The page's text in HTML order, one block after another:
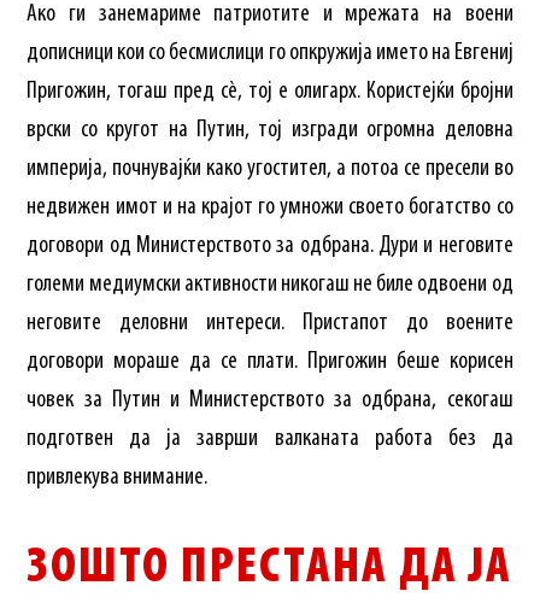
Ако ги занемариме патриотите и мрежата на воени
дописници кои со бесмислици го опкружија името на Евгениј
Пригожин, тогаш пред сè, тој е олигарх. Користејќи бројни
врски со кругот на Путин, тој изгради огромна деловна
империја, почнувајќи како угостител, а потоа се пресели во
недвижен имот и на крајот го умножи своето богатство со
договори од Министерството за одбрана. Дури и неговите
големи медиумски активности никогаш не биле одвоени од
неговите деловни интереси. Пристапот до воените
договори мораше да се плати. Пригожин беше корисен
човек за Путин и Министерството за одбрана, секогаш
подготвен да ја заврши валканата работа без да
привлекува внимание.
ЗОШТО ПРЕСТАНА ДА ЈА